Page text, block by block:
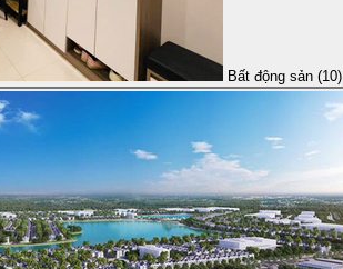
Bất động sản (10)